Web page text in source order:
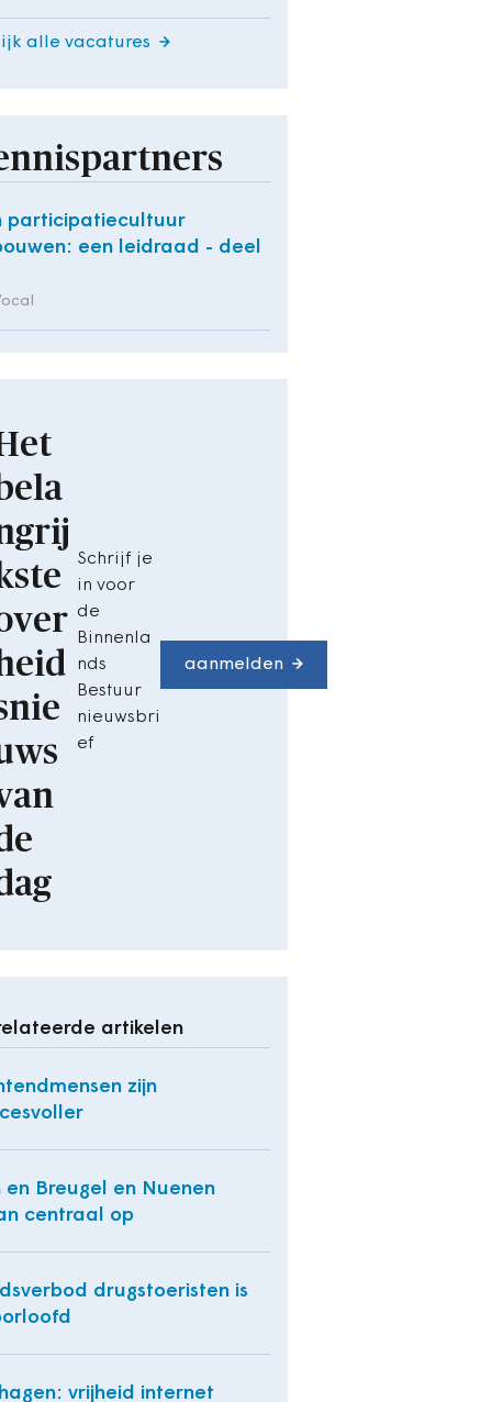
alle vacatures
participatiecultuur
een leidraad - deel
Schrijf je
in voor
de
Binnenla
nds
Bestuur
nieuwsbri
ef
aanmelden
artikelen
zijn
en Breugel en Nuenen
centraal op
drugstoeristen is
vrijheid internet